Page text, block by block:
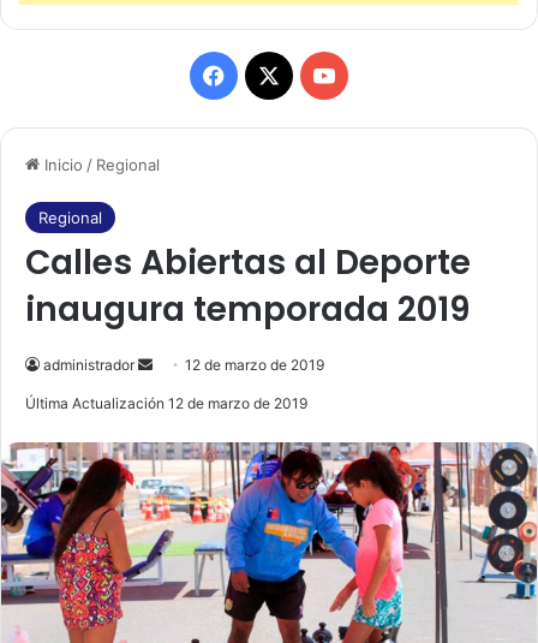
Inicio / Regional
Regional
Calles Abiertas al Deporte
inaugura temporada 2019
administrador
e
d
a
n
e
m
a
12 de marzo de 2019
Última Actualización 12 de marzo de 2019
F
a
b
o
o
k
X
Y
o
u
b